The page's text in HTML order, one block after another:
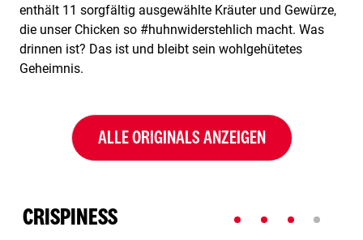
enthält 11 sorgfältig ausgewählte Kräuter und Gewürze,
die unser Chicken so #huhnwiderstehlich macht. Was
drinnen ist? Das ist und bleibt sein wohlgehütetes
Geheimnis.
ALLE ORIGINALS ANZEIGEN
CRISPINESS